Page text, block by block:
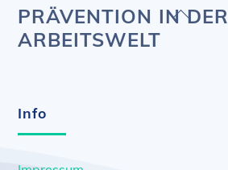
Back
PRÄVENTION IN DER
ARBEITSWELT
Info